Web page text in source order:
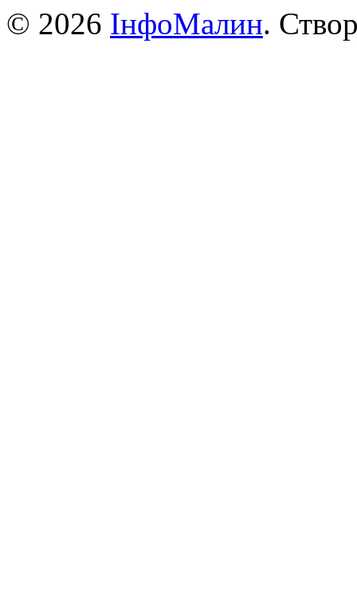
© 2026 ІнфоМалин.